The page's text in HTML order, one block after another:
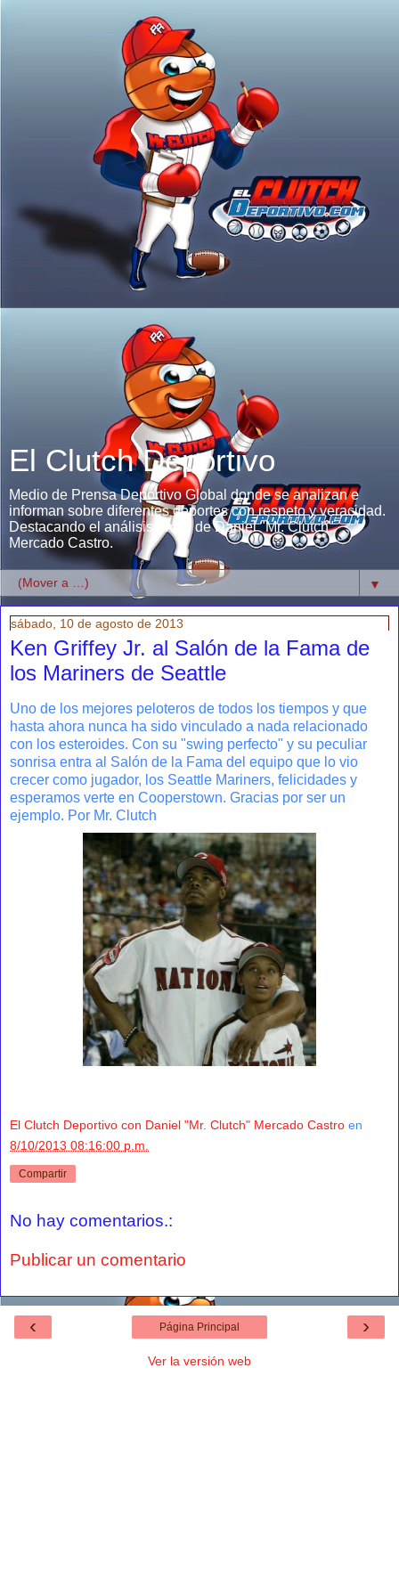
El Clutch Deportivo
Medio de Prensa Deportivo Global donde se analizan e
informan sobre diferentes deportes con respeto y veracidad.
Destacando el análisis único de Daniel "Mr. Clutch"
Mercado Castro.
▼
sábado, 10 de agosto de 2013
Ken Griffey Jr. al Salón de la Fama de
los Mariners de Seattle
Uno de los mejores peloteros de todos los tiempos y que
hasta ahora nunca ha sido vinculado a nada relacionado
con los esteroides. Con su "swing perfecto" y su peculiar
sonrisa entra al Salón de la Fama del equipo que lo vio
crecer como jugador, los Seattle Mariners, felicidades y
esperamos verte en Cooperstown. Gracias por ser un
ejemplo. Por Mr. Clutch
El Clutch Deportivo con Daniel "Mr. Clutch" Mercado Castro en
8/10/2013 08:16:00 p.m.
Compartir
No hay comentarios.:
Publicar un comentario
‹ ›
Página Principal
Ver la versión web